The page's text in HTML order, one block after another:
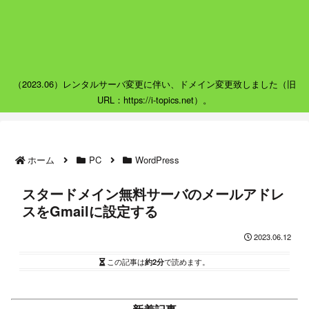
（2023.06）レンタルサーバ変更に伴い、ドメイン変更致しました（旧
URL：https://i-topics.net）。
ホーム PC WordPress
スタードメイン無料サーバのメールアドレ
スをGmailに設定する
2023.06.12
この記事は約2分で読めます。